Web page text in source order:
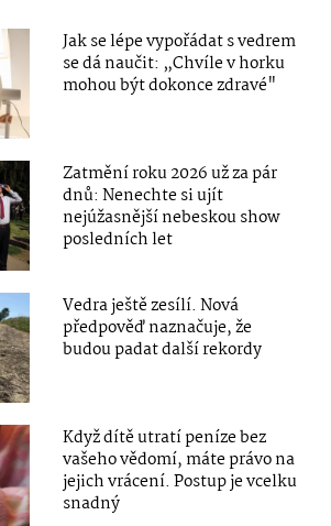
Jak se lépe vypořádat s vedrem
se dá naučit: „Chvíle v horku
mohou být dokonce zdravé"
Zatmění roku 2026 už za pár
dnů: Nenechte si ujít
nejúžasnější nebeskou show
posledních let
Vedra ještě zesílí. Nová
předpověď naznačuje, že
budou padat další rekordy
Když dítě utratí peníze bez
vašeho vědomí, máte právo na
jejich vrácení. Postup je vcelku
snadný